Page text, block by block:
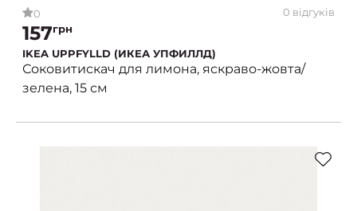
0 0 відгуків
157грн
IKEA UPPFYLLD (ИКЕА УПФИЛЛД)
Соковитискач для лимона, яскраво-жовта/
зелена, 15 см